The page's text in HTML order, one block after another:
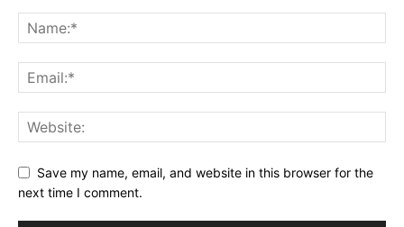
Save my name, email, and website in this browser for the
next time I comment.